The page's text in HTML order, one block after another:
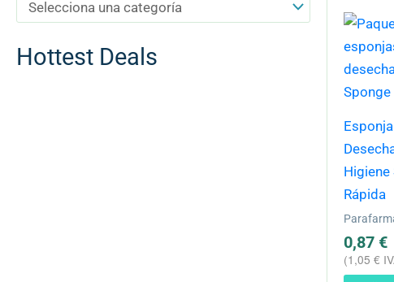
Hottest Deals
Higiene
Rápida
0,87€
(1,05€